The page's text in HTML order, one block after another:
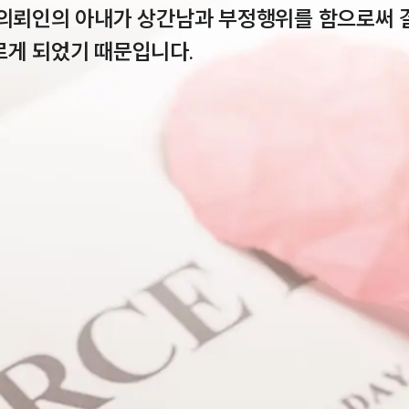
뢰인의 아내가 상간남과 부정행위를 함으로써
게 되었기 때문입니다.